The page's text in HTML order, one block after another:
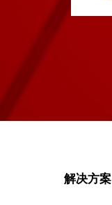
解决方案